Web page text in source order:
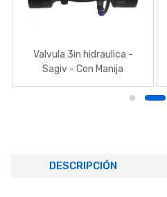
Valvula 3in hidraulica -
Sagiv - Con Manija
DESCRIPCIÓN